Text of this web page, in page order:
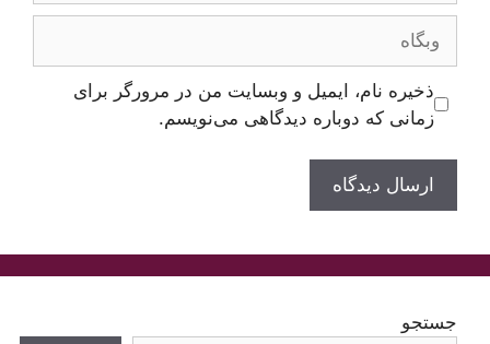
وبگاه
ذخیره نام، ایمیل و وبسایت من در مرورگر برای
زمانی که دوباره دیدگاهی می‌نویسم.
جستجو